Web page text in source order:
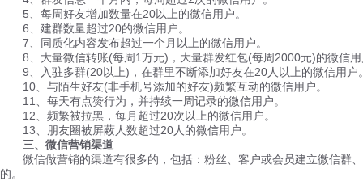
5、每周好友增加数量在20以上的微信用户。
6、建群数量超过20的微信用户。
7、同质化内容发布超过一个月以上的微信用户。
8、大量微信转账(每周1万元)，大量群发红包(每周2000元)的微信用
9、入驻多群(20以上)，在群里不断添加好友在20人以上的微信用户
10、与陌生好友(非手机号添加的好友)频繁互动的微信用户。
11、每天有点赞行为，并持续一周记录的微信用户。
12、频繁被拉黑，每月超过20次以上的微信用户。
13、朋友圈被屏蔽人数超过20人的微信用户。
三、微信营销渠道
微信做营销的渠道有很多的，包括：粉丝、客户或会员建立微信群
的。